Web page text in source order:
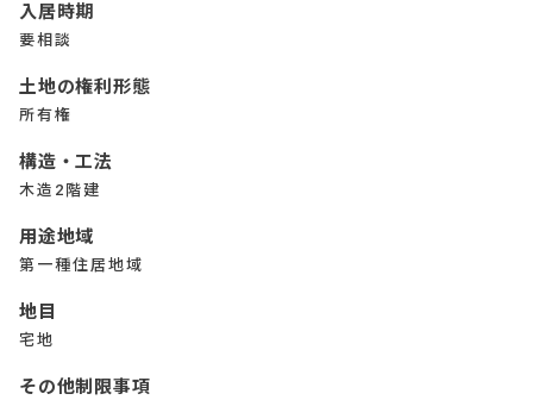
入居時期
要相談
土地の権利形態
所有権
構造・工法
木造2階建
用途地域
第一種住居地域
地目
宅地
その他制限事項